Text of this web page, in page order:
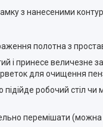
з нанесеними
полотна з
принесе величезне
для очищення
робочий стіл
перемішати